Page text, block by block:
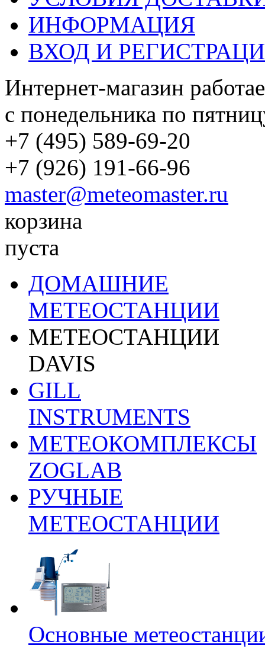
ИНФОРМАЦИЯ
ВХОД И
Интернет-магазин
с понедельника по
+7 (495) 589-69-20
+7 (926) 191-66-96
master@meteomaster.ru
корзина
пуста
ДОМАШНИЕ
МЕТЕОСТАНЦИИ
МЕТЕОСТАНЦИИ
DAVIS
GILL
INSTRUMENTS
МЕТЕОКОМПЛЕКСЫ
ZOGLAB
РУЧНЫЕ
МЕТЕОСТАНЦИИ
Основные